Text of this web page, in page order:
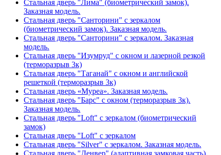
Стальная дверь "Лима" (биометрический замок).
Заказная модель.
Стальная дверь "Санторини" с зеркалом
(биометрический замок). Заказная модель.
Стальная дверь "Санторини" с зеркалом. Заказная
модель.
Стальная дверь "Изумруд" с окном и лазерной резкой
(терморазрыв 3к)
Стальная дверь "Таганай" с окном и английской
решеткой (терморазрыв 3к)
Стальная дверь «Муреа». Заказная модель.
Стальная дверь "Барс" с окном (терморазрыв 3к).
Заказная модель.
Стальная дверь "Loft" с зеркалом (биометрический
замок)
Стальная дверь "Loft" с зеркалом
Стальная дверь "Silver" с зеркалом. Заказная модель.
Стальная дверь "Денвер" (адаптивная замковая часть).